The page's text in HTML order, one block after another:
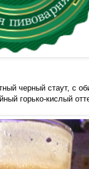
черный стаут, с
горько-кислый